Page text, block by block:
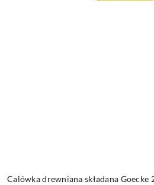
Calówka drewniana składana Goecke